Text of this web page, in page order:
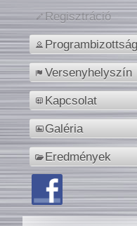
Regisztráció
Programbizottság
Versenyhelyszín
Kapcsolat
Galéria
Eredmények